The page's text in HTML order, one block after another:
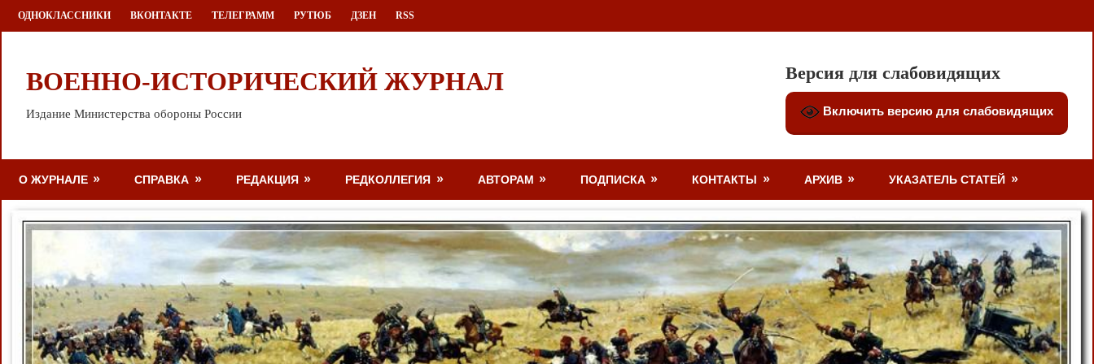
Перейти
к
ОДНОКЛАССНИКИ ВКОНТАКТЕ ТЕЛЕГРАММ РУТЮБ ДЗЕН RSS
ВОЕННО-ИСТОРИЧЕСКИЙ ЖУРНАЛ
Издание Министерства обороны России
Версия для слабовидящих
Включить версию для слабовидящих
О ЖУРНАЛЕ СПРАВКА РЕДАКЦИЯ РЕДКОЛЛЕГИЯ АВТОРАМ ПОДПИСКА КОНТАКТЫ АРХИВ УКАЗАТЕЛЬ СТАТЕЙ